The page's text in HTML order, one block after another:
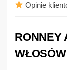
Opinie
RONNEY